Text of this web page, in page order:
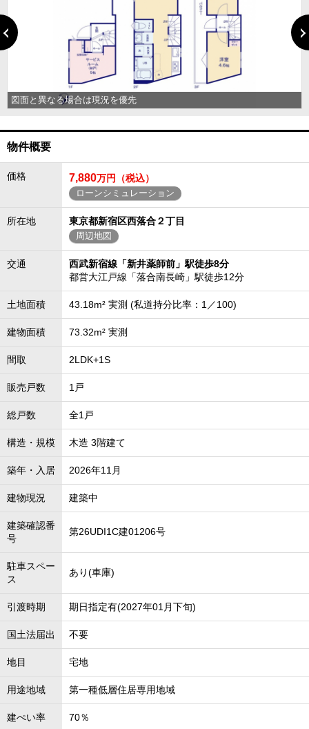
図面と異なる場合は現況を優先
物件概要
価格 7,880万円（税込）
ローンシミュレーション
所在地 東京都新宿区西落合２丁目
周辺地図
交通
西武新宿線「新井薬師前」駅徒歩8分
都営大江戸線「落合南長崎」駅徒歩12分
土地面積 43.18m² 実測 (私道持分比率：1／100)
建物面積 73.32m² 実測
間取 2LDK+1S
販売戸数 1戸
総戸数 全1戸
構造・規模 木造 3階建て
築年・入居 2026年11月
建物現況 建築中
建築確認番
号
第26UDI1C建01206号
駐車スペー
ス
あり(車庫)
引渡時期 期日指定有(2027年01月下旬)
国土法届出 不要
地目 宅地
用途地域 第一種低層住居専用地域
建ぺい率 70％